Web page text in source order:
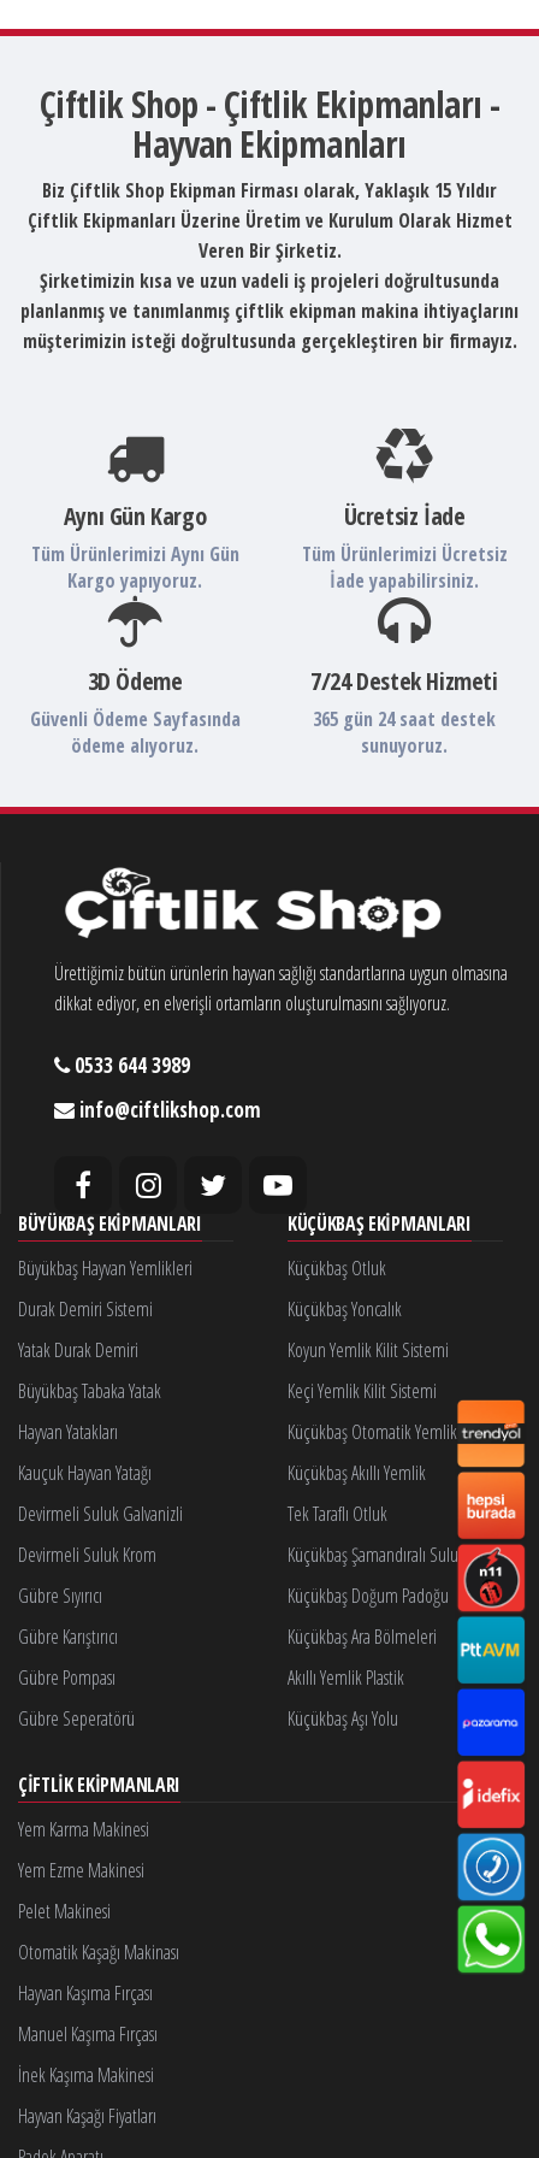
Çiftlik Shop - Çiftlik Ekipmanları -
Hayvan Ekipmanları
Biz Çiftlik Shop Ekipman Firması olarak, Yaklaşık 15 Yıldır
Çiftlik Ekipmanları Üzerine Üretim ve Kurulum Olarak Hizmet
Veren Bir Şirketiz.
Şirketimizin kısa ve uzun vadeli iş projeleri doğrultusunda
planlanmış ve tanımlanmış çiftlik ekipman makina ihtiyaçlarını
müşterimizin isteği doğrultusunda gerçekleştiren bir firmayız.
Aynı Gün Kargo
Tüm Ürünlerimizi Aynı Gün
Kargo yapıyoruz.
Ücretsiz İade
Tüm Ürünlerimizi Ücretsiz
İade yapabilirsiniz.
3D Ödeme
Güvenli Ödeme Sayfasında
ödeme alıyoruz.
7/24 Destek Hizmeti
365 gün 24 saat destek
sunuyoruz.
Ürettiğimiz bütün ürünlerin hayvan sağlığı standartlarına uygun olmasına
dikkat ediyor, en elverişli ortamların oluşturulmasını sağlıyoruz.
0533 644 3989
info@ciftlikshop.com
BÜYÜKBAŞ EKIPMANLARI
Büyükbaş Hayvan Yemlikleri
Durak Demiri Sistemi
Yatak Durak Demiri
Büyükbaş Tabaka Yatak
Hayvan Yatakları
Kauçuk Hayvan Yatağı
Devirmeli Suluk Galvanizli
Devirmeli Suluk Krom
Gübre Sıyırıcı
Gübre Karıştırıcı
Gübre Pompası
Gübre Seperatörü
KÜÇÜKBAŞ EKIPMANLARI
Küçükbaş Otluk
Küçükbaş Yoncalık
Koyun Yemlik Kilit Sistemi
Keçi Yemlik Kilit Sistemi
Küçükbaş Otomatik Yemlik Kilidi
Küçükbaş Akıllı Yemlik
Tek Taraflı Otluk
Küçükbaş Şamandıralı Suluk
Küçükbaş Doğum Padoğu
Küçükbaş Ara Bölmeleri
Akıllı Yemlik Plastik
Küçükbaş Aşı Yolu
ÇIFTLIK EKIPMANLARI
Yem Karma Makinesi
Yem Ezme Makinesi
Pelet Makinesi
Otomatik Kaşağı Makinası
Hayvan Kaşıma Fırçası
Manuel Kaşıma Fırçası
İnek Kaşıma Makinesi
Hayvan Kaşağı Fiyatları